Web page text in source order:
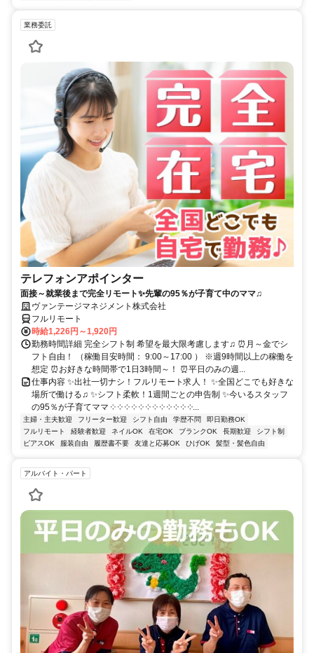
業務委託
テレフォンアポインター
面接～就業後まで完全リモート✨先輩の95％が子育て中のママ♫
ヴァンテージマネジメント株式会社
フルリモート
時給1,226円～1,920円
勤務時間詳細 完全シフト制 希望を最大限考慮します♫ ⏰月～金でシ
フト自由！ （稼働目安時間： 9:00～17:00 ） ※週9時間以上の稼働を
想定 ⏰お好きな時間帯で1日3時間～！ ⏰平日のみの週...
仕事内容 ✨出社一切ナシ！フルリモート求人！ ✨全国どこでも好きな
場所で働ける♫ ✨シフト柔軟！1週間ごとの申告制 ✨今いるスタッフ
の95％が子育てママ ༶ ༶ ༶ ༶ ༶ ༶ ༶ ༶ ༶ ༶ ༶ ༶...
主婦・主夫歓迎 フリーター歓迎 シフト自由 学歴不問
即日勤務OK
フルリモート
経験者歓迎 ネイルOK 在宅OK ブランクOK 長期歓迎
シフト制
ピアスOK
服装自由 履歴書不要 友達と応募OK ひげOK 髪型・髪色自由
アルバイト・パート